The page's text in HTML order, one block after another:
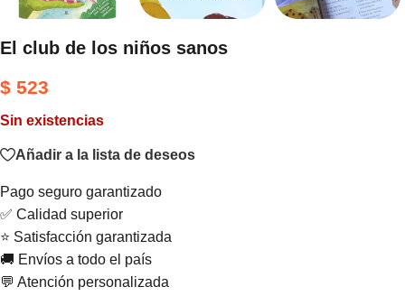
El club de los niños sanos
$ 523
Sin existencias
Añadir a la lista de deseos
Pago seguro garantizado
✅ Calidad superior
⭐ Satisfacción garantizada
🚚 Envíos a todo el país
💬 Atención personalizada